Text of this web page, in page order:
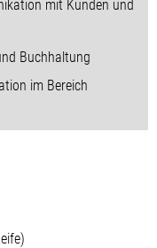
mit Kunden und
Buchhaltung
im Bereich